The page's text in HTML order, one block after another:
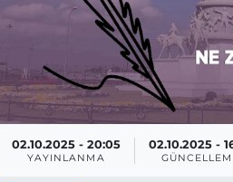
02.10.2025 - 20:05
YAYINLANMA
02.10.2025 -
BÖLGE
YAŞAM
DÜNYA